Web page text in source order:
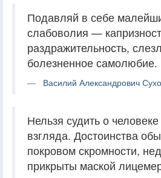
Подавляй в себе
слабоволия —
раздражительность,
болезненное самолюбие.
Василий Александрович
Нельзя судить о
взгляда. Достоинства
покровом скромности,
прикрыты маской